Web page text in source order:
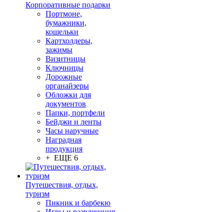
Корпоративные подарки
Портмоне,
бумажники,
кошельки
Картхолдеры,
зажимы
Визитницы
Ключницы
Дорожные
органайзеры
Обложки для
документов
Папки, портфели
Бейджи и ленты
Часы наручные
Наградная
продукция
+ ЕЩЕ 6
Путешествия, отдых,
туризм
Пикник и барбекю